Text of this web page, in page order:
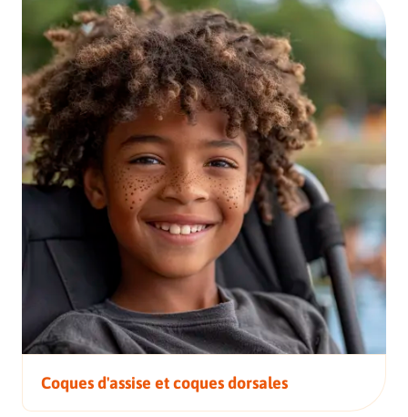
Coques d'assise et coques dorsales